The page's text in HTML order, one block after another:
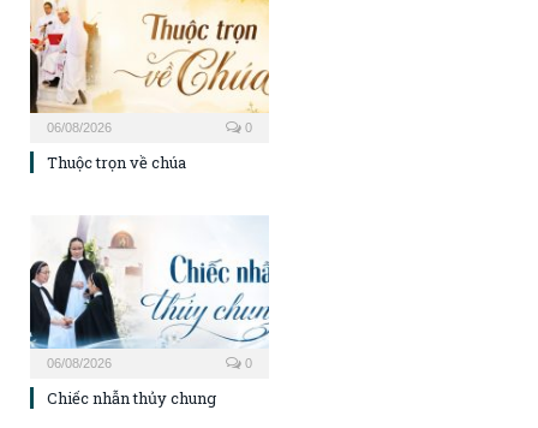
06/08/2026 0
Thuộc trọn về chúa
06/08/2026 0
Chiếc nhẫn thủy chung